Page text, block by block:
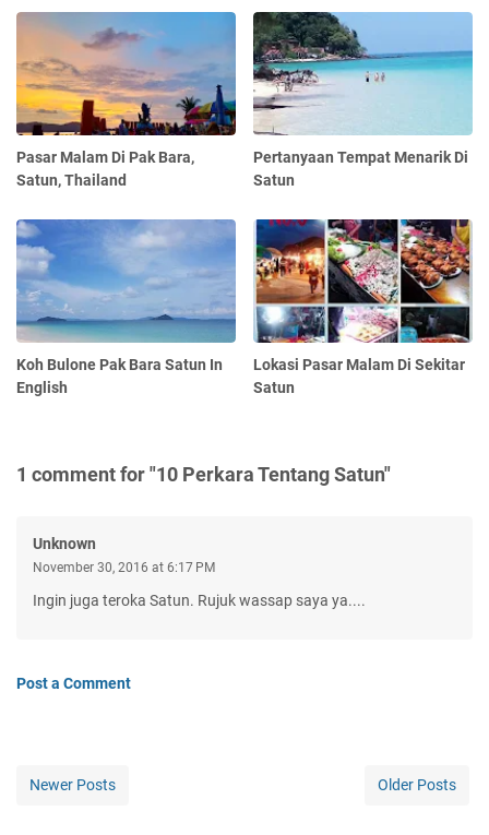
Pasar Malam Di Pak Bara,
Satun, Thailand
Pertanyaan Tempat Menarik Di
Satun
Koh Bulone Pak Bara Satun In
English
Lokasi Pasar Malam Di Sekitar
Satun
1 comment for "10 Perkara Tentang Satun"
Unknown
November 30, 2016 at 6:17 PM
Ingin juga teroka Satun. Rujuk wassap saya ya....
Post a Comment
Newer Posts Older Posts